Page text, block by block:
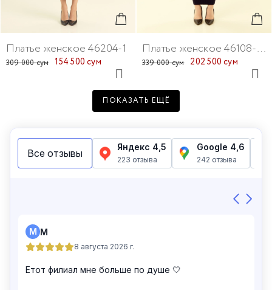
Платье женское 46204-1
309 000 сум 154 500 сум
Платье женское 46108-65
339 000 сум 202 500 сум
Платье женское 46142-1 Платье женское 46197-61
ПОКАЗАТЬ ЕЩЁ